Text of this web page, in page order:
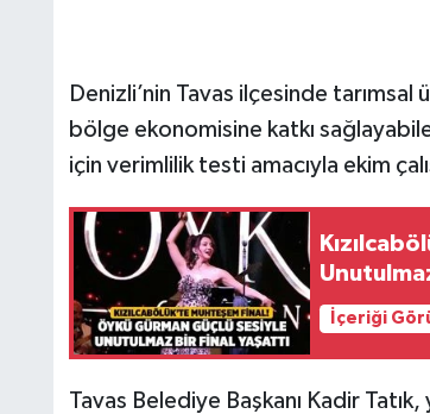
Denizli’nin Tavas ilçesinde
bölge ekonomisine katkı
için verimlilik testi amacıyla ekim
İçeriği
Tavas Belediye Başkanı Kadir